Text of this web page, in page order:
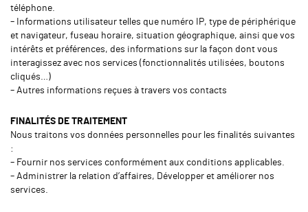
téléphone.
– Informations utilisateur telles que numéro IP, type de périphérique
et navigateur, fuseau horaire, situation géographique, ainsi que vos
intérêts et préférences, des informations sur la façon dont vous
interagissez avec nos services (fonctionnalités utilisées, boutons
cliqués…)
– Autres informations reçues à travers vos contacts
FINALITÉS DE TRAITEMENT
Nous traitons vos données personnelles pour les finalités suivantes
:
– Fournir nos services conformément aux conditions applicables.
– Administrer la relation d’affaires, Développer et améliorer nos
services.